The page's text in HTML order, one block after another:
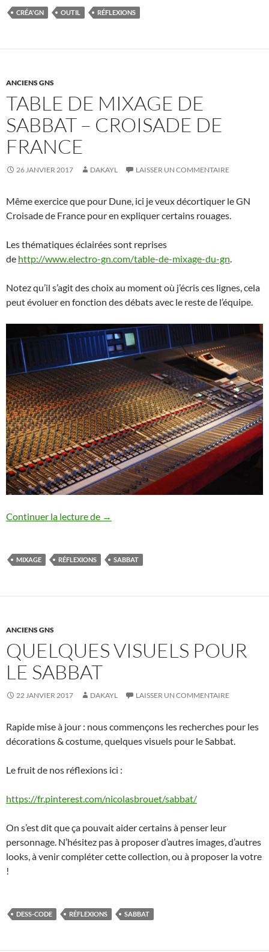
CRÉA'GN OUTIL RÉFLEXIONS
ANCIENS GNS
TABLE DE MIXAGE DE
SABBAT – CROISADE DE
FRANCE
26 JANVIER 2017 DAKAYL LAISSER UN COMMENTAIRE
Même exercice que pour Dune, ici je veux décortiquer le GN
Croisade de France pour en expliquer certains rouages.
Les thématiques éclairées sont reprises
de http://www.electro-gn.com/table-de-mixage-du-gn.
Notez qu’il s’agit des choix au moment où j’écris ces lignes, cela
peut évoluer en fonction des débats avec le reste de l’équipe.
Continuer la lecture de Table de Mixage de Sabbat – Croisade
→
MIXAGE RÉFLEXIONS SABBAT
ANCIENS GNS
QUELQUES VISUELS POUR
LE SABBAT
22 JANVIER 2017 DAKAYL LAISSER UN COMMENTAIRE
Rapide mise à jour : nous commençons les recherches pour les
décorations & costume, quelques visuels pour le Sabbat.
Le fruit de nos réflexions ici :
https://fr.pinterest.com/nicolasbrouet/sabbat/
On s’est dit que ça pouvait aider certains à penser leur
personnage. N’hésitez pas à proposer d’autres images, d’autres
looks, à venir compléter cette collection, ou à proposer la votre
!
DESS-CODE RÉFLEXIONS SABBAT